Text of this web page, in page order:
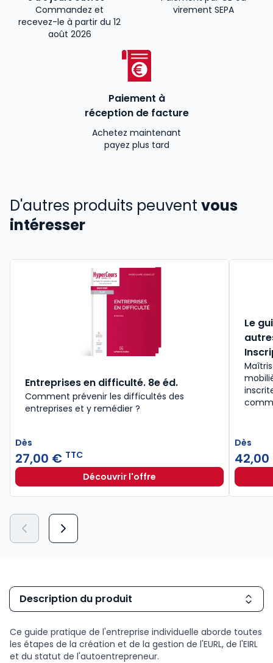
Commandez et
recevez-le à partir du 12
août 2026
virement SEPA
Paiement à
réception de facture
Achetez maintenant
payez plus tard
D'autres produits peuvent vous
intéresser
Entreprises en difficulté. 8e éd.
Comment prévenir les difficultés des
entreprises et y remédier ?
Dès
27,00 € TTC
Découvrir l'offreEntreprises en difficulté. 8e éd. à
Dès
Le
Dès
Description du produit
Ce guide pratique de l'entreprise individuelle aborde toutes
les étapes de la création et de la gestion de l'EURL, de l'EIRL
et du statut de l'autoentrepreneur.